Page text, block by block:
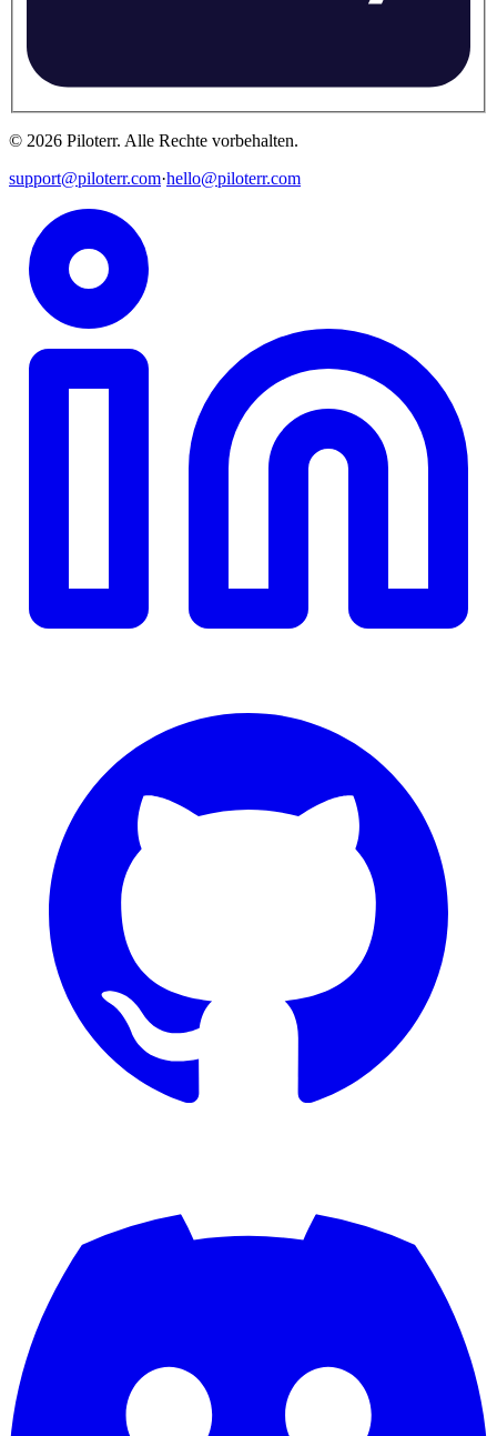
© 2026 Piloterr. Alle Rechte vorbehalten.
support@piloterr.com·hello@piloterr.com